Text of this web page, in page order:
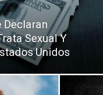
Declaran
Sexual Y
Unidos